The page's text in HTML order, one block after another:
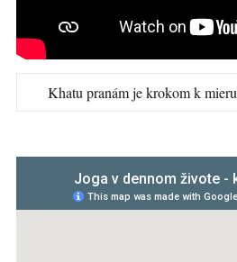
Khatu pranám je krokom k mieru